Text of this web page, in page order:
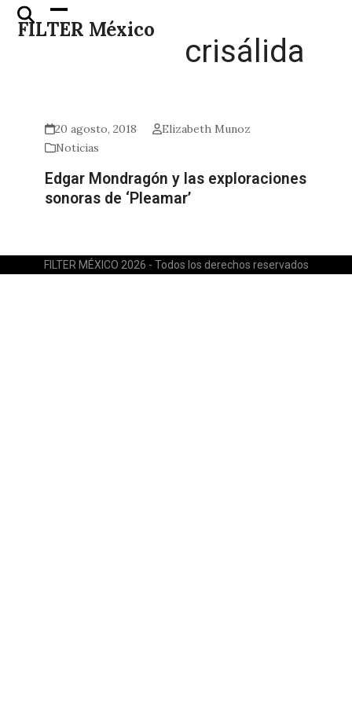
Skip
FILTER México
Open
mobile
Close
mobile
crisálida
20 agosto, 2018
Elizabeth Munoz
Noticias
Edgar Mondragón y las exploraciones
sonoras de ‘Pleamar’
FILTER MÉXICO 2026 - Todos los derechos reservados